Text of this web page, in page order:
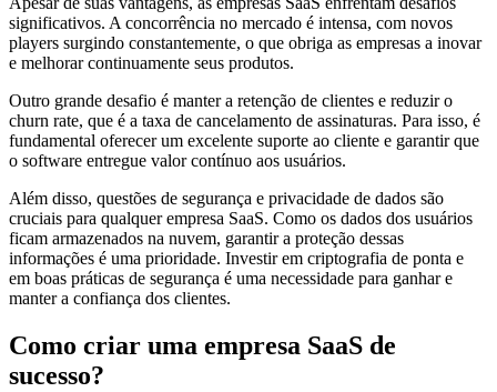
significativos. A concorrência no mercado é intensa, com novos
players surgindo constantemente, o que obriga as empresas a inovar
e melhorar continuamente seus produtos.
Outro grande desafio é manter a retenção de clientes e reduzir o
churn rate, que é a taxa de cancelamento de assinaturas. Para isso, é
fundamental oferecer um excelente suporte ao cliente e garantir que
o software entregue valor contínuo aos usuários.
Além disso, questões de segurança e privacidade de dados são
cruciais para qualquer empresa SaaS. Como os dados dos usuários
ficam armazenados na nuvem, garantir a proteção dessas
informações é uma prioridade. Investir em criptografia de ponta e
em boas práticas de segurança é uma necessidade para ganhar e
manter a confiança dos clientes.
Como criar uma empresa SaaS de
sucesso?